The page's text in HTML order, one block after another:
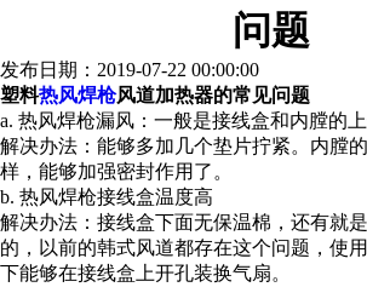
问题
发布日期：2019-07-22 00:00:00
塑料热风焊枪风道加热器的常见问题
a. 热风焊枪漏风：一般是接线盒和内膛的
解决办法：能够多加几个垫片拧紧。内膛
样，能够加强密封作用了。
b. 热风焊枪接线盒温度高
解决办法：接线盒下面无保温棉，还有就
的，以前的韩式风道都存在这个问题，使
下能够在接线盒上开孔装换气扇。